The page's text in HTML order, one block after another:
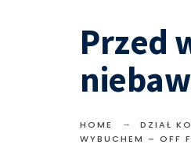
Przed
HOME DZIAŁ
WYBUCHEM – OFF